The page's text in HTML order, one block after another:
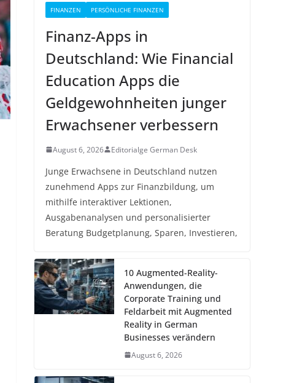
FINANZEN PERSÖNLICHE FINANZEN
Finanz-Apps in
Deutschland: Wie Financial
Education Apps die
Geldgewohnheiten junger
Erwachsener verbessern
August 6, 2026 Editorialge German Desk
Junge Erwachsene in Deutschland nutzen
zunehmend Apps zur Finanzbildung, um
mithilfe interaktiver Lektionen,
Ausgabenanalysen und personalisierter
Beratung Budgetplanung, Sparen, Investieren,
10 Augmented-Reality-
Anwendungen, die
Corporate Training und
Feldarbeit mit Augmented
Reality in German
Businesses verändern
August 6, 2026